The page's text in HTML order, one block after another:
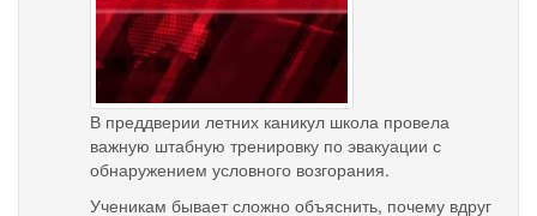
В преддверии летних каникул школа провела
важную штабную тренировку по эвакуации с
обнаружением условного возгорания.
Ученикам бывает сложно объяснить, почему вдруг